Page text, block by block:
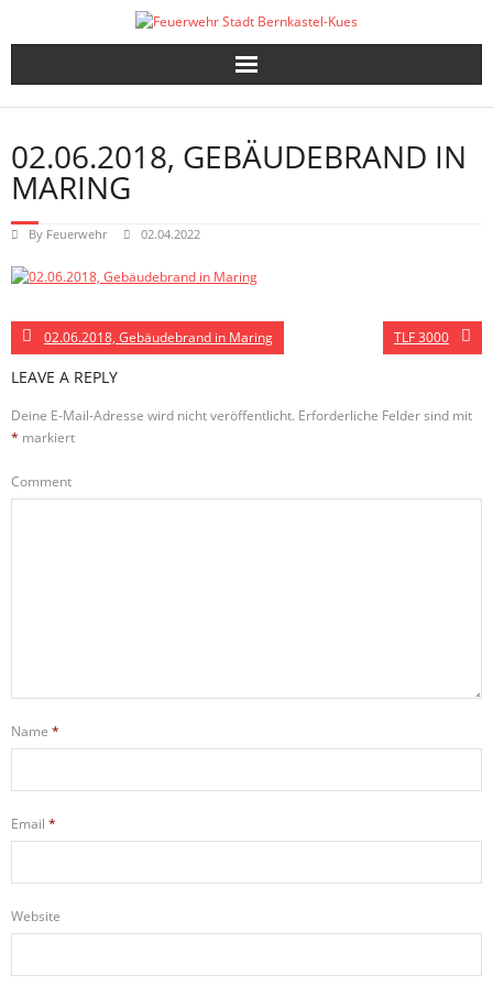
02.06.2018, GEBÄUDEBRAND IN
MARING
By Feuerwehr 02.04.2022
02.06.2018, Gebäudebrand in Maring TLF 3000
LEAVE A REPLY
Deine E-Mail-Adresse wird nicht veröffentlicht. Erforderliche Felder sind mit
* markiert
Comment
Name *
Email *
Website